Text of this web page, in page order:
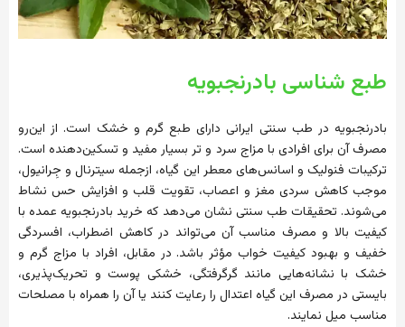
طبع شناسی بادرنجبویه
بادرنجبویه در طب سنتی ایرانی دارای طبع گرم و خشک است. از این‌رو
مصرف آن برای افرادی با مزاج سرد و تر بسیار مفید و تسکین‌دهنده است.
ترکیبات فنولیک و اسانس‌های معطر این گیاه، ازجمله سیترنال و جِرانیول،
موجب کاهش سردی مغز و اعصاب، تقویت قلب و افزایش حس نشاط
می‌شوند. تحقیقات طب سنتی نشان می‌دهد که خرید بادرنجبویه عمده با
کیفیت بالا و مصرف مناسب آن می‌تواند در کاهش اضطراب، افسردگی
خفیف و بهبود کیفیت خواب مؤثر باشد. در مقابل، افراد با مزاج گرم و
خشک با نشانه‌هایی مانند گرگرفتگی، خشکی پوست و تحریک‌پذیری،
بایستی در مصرف این گیاه اعتدال را رعایت کنند یا آن را همراه با مصلحات
مناسب میل نمایند.